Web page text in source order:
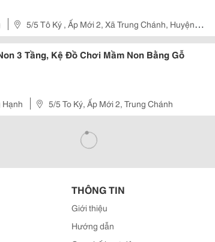
5/5 Tô Ký , Ấp Mới 2, Xã Trung Chánh, Huyện
3 Tầng, Kệ Đồ Chơi Mầm Non Bằng Gỗ
Hạnh 5/5 To Ký, Ấp Mới 2, Trung Chánh
THÔNG TIN
Giới thiệu
Hướng dẫn